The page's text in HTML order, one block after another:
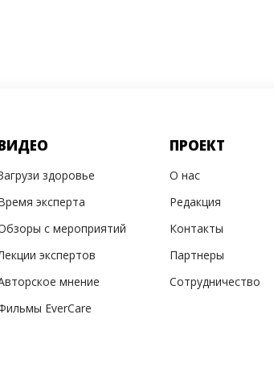
здоровье
эксперта
с мероприятий
экспертов
мнение
EverCare
ПРОЕКТ
О нас
Редакция
Контакты
Партнеры
Сотрудничество